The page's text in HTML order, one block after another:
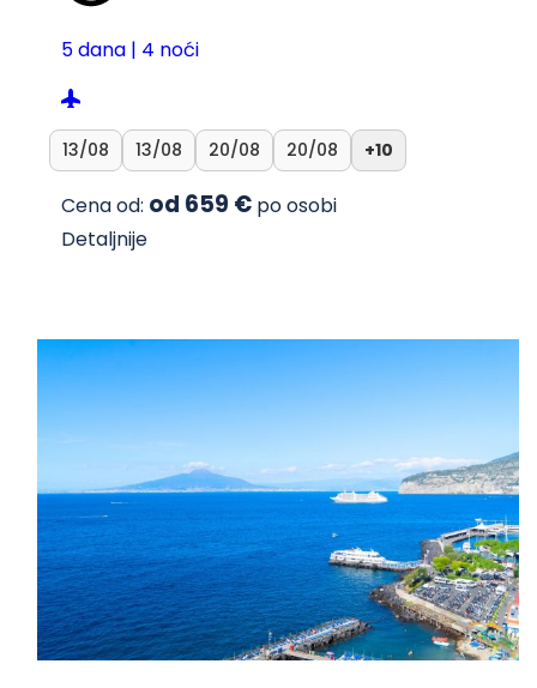
5 dana | 4 noći
13/08 13/08 20/08 20/08 +10
Cena od: od 659 € po osobi
Detaljnije